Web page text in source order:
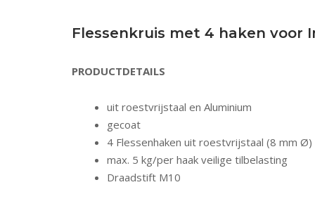
Flessenkruis met 4 haken voor
PRODUCTDETAILS
uit roestvrijstaal en Aluminium
gecoat
4 Flessenhaken uit roestvrijstaal (8 mm Ø)
max. 5 kg/per haak veilige tilbelasting
Draadstift M10